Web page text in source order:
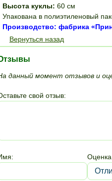
Высота куклы: 60 см
Упакована в полиэтиленовый
Производство: фабрика
Вернуться назад
данный момент отзывов и
свой отзыв: